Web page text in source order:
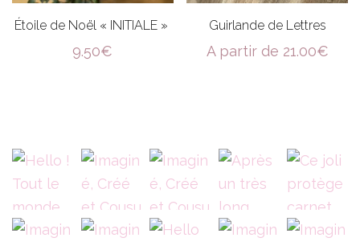
Étoile de Noël « INITIALE »
9.50€
Guirlande de Lettres
A partir de 21.00€